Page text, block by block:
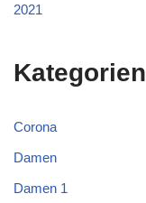
2021
Kategorien
Corona
Damen
Damen 1